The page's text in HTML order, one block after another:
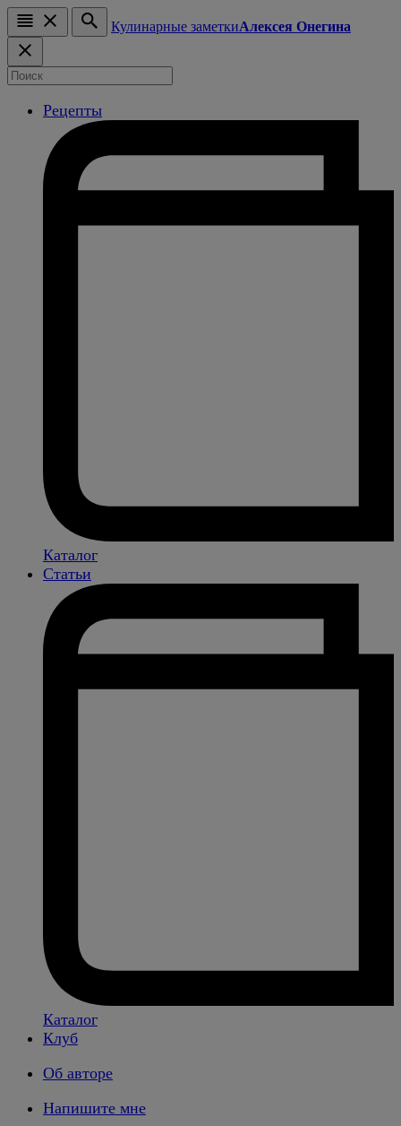
Кулинарные заметкиАлексея Онегина
Рецепты
Каталог
Статьи
Каталог
Клуб
Об авторе
Напишите мне